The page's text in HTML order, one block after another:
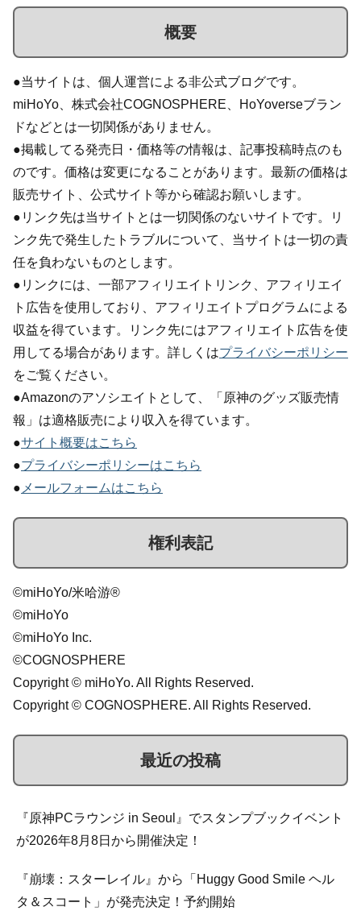
概要
●当サイトは、個人運営による非公式ブログです。
miHoYo、株式会社COGNOSPHERE、HoYoverseブラン
ドなどとは一切関係がありません。
●掲載してる発売日・価格等の情報は、記事投稿時点のも
のです。価格は変更になることがあります。最新の価格は
販売サイト、公式サイト等から確認お願いします。
●リンク先は当サイトとは一切関係のないサイトです。リ
ンク先で発生したトラブルについて、当サイトは一切の責
任を負わないものとします。
●リンクには、一部アフィリエイトリンク、アフィリエイ
ト広告を使用しており、アフィリエイトプログラムによる
収益を得ています。リンク先にはアフィリエイト広告を使
用してる場合があります。詳しくはプライバシーポリシー
をご覧ください。
●Amazonのアソシエイトとして、「原神のグッズ販売情
報」は適格販売により収入を得ています。
●サイト概要はこちら
●プライバシーポリシーはこちら
● メールフォームはこちら
権利表記
©miHoYo/米哈游®
©miHoYo
©miHoYo Inc.
©COGNOSPHERE
Copyright © miHoYo. All Rights Reserved.
Copyright © COGNOSPHERE. All Rights Reserved.
最近の投稿
『原神PCラウンジ in Seoul』でスタンプブックイベント
が2026年8月8日から開催決定！
『崩壊：スターレイル』から「Huggy Good Smile ヘル
タ＆スコート」が発売決定！予約開始